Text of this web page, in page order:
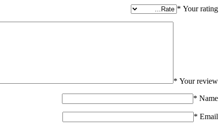
Your rating
*
Your review
*
Name
*
Email
*